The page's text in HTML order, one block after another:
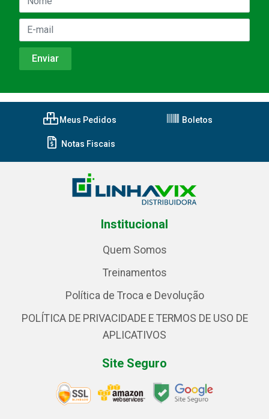
Meus Pedidos Boletos
Notas Fiscais
Institucional
Quem Somos
Treinamentos
Política de Troca e Devolução
POLÍTICA DE PRIVACIDADE E TERMOS DE USO DE
APLICATIVOS
Site Seguro